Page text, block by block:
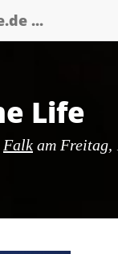
...
Life
Falk am Freitag,